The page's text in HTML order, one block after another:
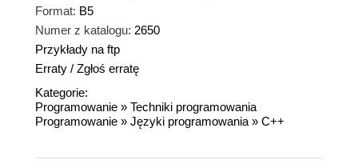
Format: B5
Numer z katalogu: 2650
Przykłady na ftp
Erraty / Zgłoś erratę
Kategorie:
Programowanie » Techniki programowania
Programowanie » Języki programowania» C++